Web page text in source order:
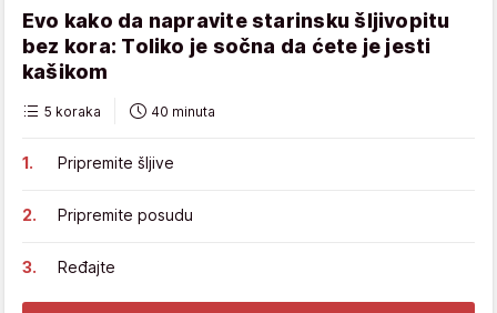
Evo kako da napravite starinsku šljivopitu
bez kora: Toliko je sočna da ćete je jesti
kašikom
5 koraka 40 minuta
Pripremite šljive
Pripremite posudu
Ređajte